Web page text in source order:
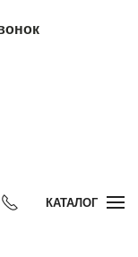
КАТАЛОГ